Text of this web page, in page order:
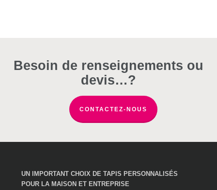
sur
sur
la
page
du
produit
sur
page
du
produit
Besoin de renseignements ou
devis…?
CONTACTEZ-NOUS
UN IMPORTANT CHOIX DE TAPIS PERSONNALISÉS
POUR LA MAISON ET ENTREPRISE